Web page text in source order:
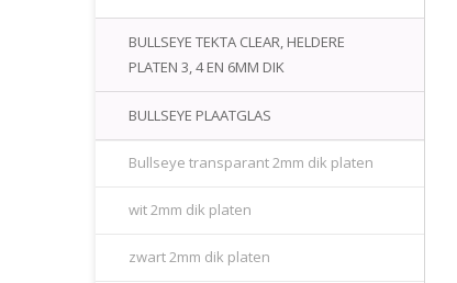
BULLSEYE TEKTA CLEAR, HELDERE
PLATEN 3, 4 EN 6MM DIK
BULLSEYE PLAATGLAS
Bullseye transparant 2mm dik platen
wit 2mm dik platen
zwart 2mm dik platen